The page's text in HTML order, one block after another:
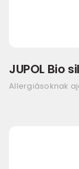
JUPOL Bio
Allergiásoknak